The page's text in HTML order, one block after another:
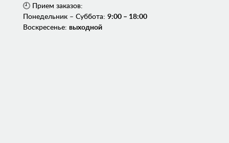
🕘 Прием заказов:
Понедельник – Суббота: 9:00 – 18:00
Воскресенье: выходной